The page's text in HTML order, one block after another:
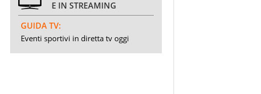
E IN STREAMING
GUIDA TV:
Eventi sportivi in diretta tv oggi